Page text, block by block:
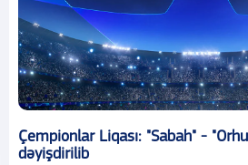
Çempionlar Liqası: "Sabah" -
dəyişdirilib